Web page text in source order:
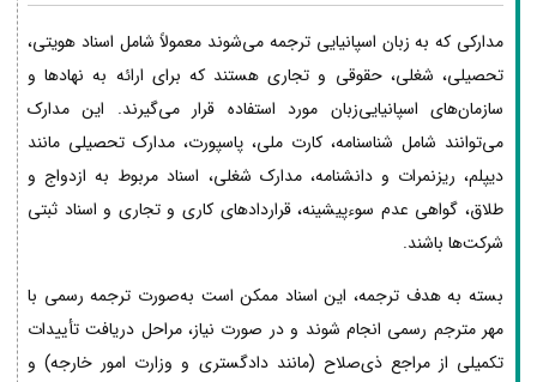
مدارکی که به زبان اسپانیایی ترجمه می‌شوند معمولاً شامل اسناد هویتی،
تحصیلی، شغلی، حقوقی و تجاری هستند که برای ارائه به نهادها و
سازمان‌های اسپانیایی‌زبان مورد استفاده قرار می‌گیرند. این مدارک
می‌توانند شامل شناسنامه، کارت ملی، پاسپورت، مدارک تحصیلی مانند
دیپلم، ریزنمرات و دانشنامه، مدارک شغلی، اسناد مربوط به ازدواج و
طلاق، گواهی عدم سوءپیشینه، قراردادهای کاری و تجاری و اسناد ثبتی
شرکت‌ها باشند.
بسته به هدف ترجمه، این اسناد ممکن است به‌صورت ترجمه رسمی با
مهر مترجم رسمی انجام شوند و در صورت نیاز، مراحل دریافت تأییدات
تکمیلی از مراجع ذی‌صلاح (مانند دادگستری و وزارت امور خارجه) و